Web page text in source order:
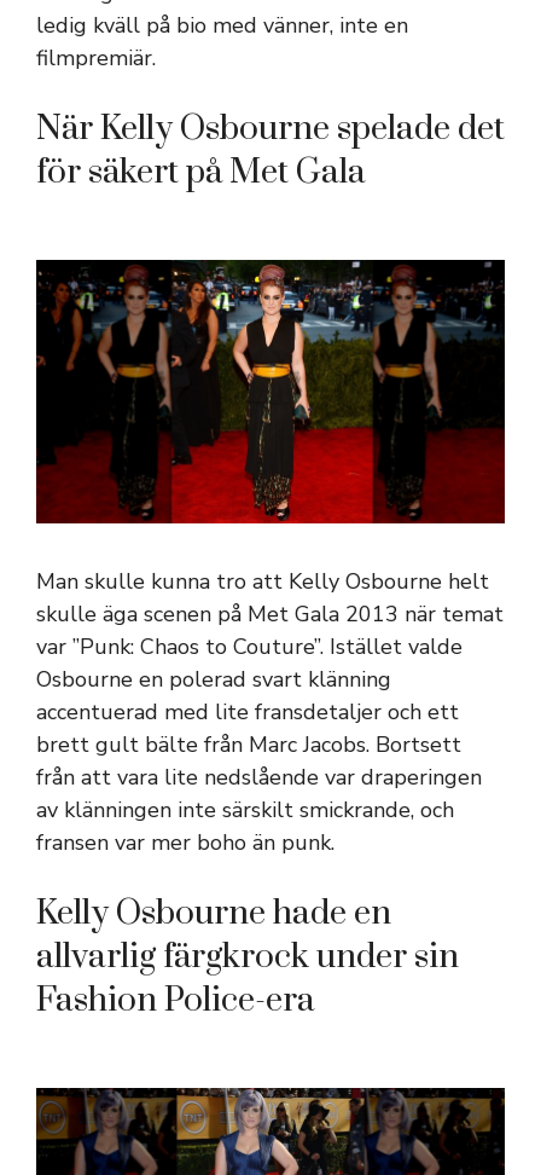
ledig kväll på bio med vänner, inte en
filmpremiär.
När Kelly Osbourne spelade det
för säkert på Met Gala
Man skulle kunna tro att Kelly Osbourne helt
skulle äga scenen på Met Gala 2013 när temat
var ”Punk: Chaos to Couture”. Istället valde
Osbourne en polerad svart klänning
accentuerad med lite fransdetaljer och ett
brett gult bälte från Marc Jacobs. Bortsett
från att vara lite nedslående var draperingen
av klänningen inte särskilt smickrande, och
fransen var mer boho än punk.
Kelly Osbourne hade en
allvarlig färgkrock under sin
Fashion Police-era